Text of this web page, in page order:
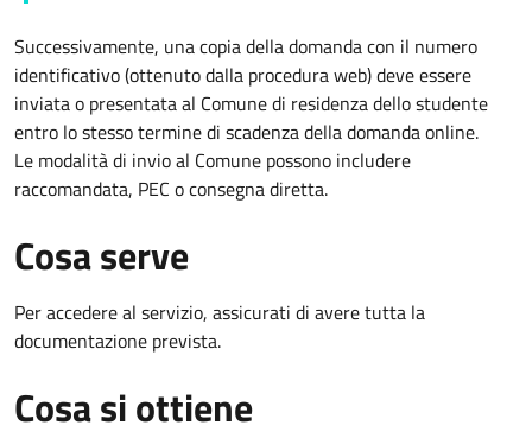
Successivamente, una copia della domanda con il numero
identificativo (ottenuto dalla procedura web) deve essere
inviata o presentata al Comune di residenza dello studente
entro lo stesso termine di scadenza della domanda online.
Le modalità di invio al Comune possono includere
raccomandata, PEC o consegna diretta.
Cosa serve
Per accedere al servizio, assicurati di avere tutta la
documentazione prevista.
Cosa si ottiene